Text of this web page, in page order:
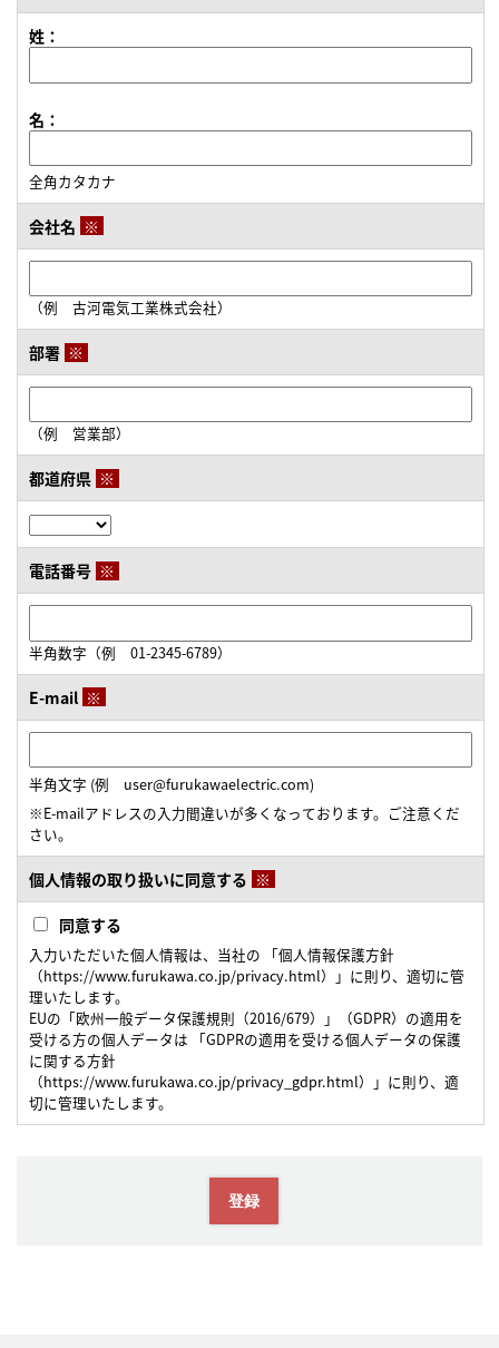
姓：
名：
全角カタカナ
会社名 ※
（例 古河電気工業株式会社）
部署 ※
（例 営業部）
都道府県 ※
電話番号 ※
半角数字（例 01-2345-6789）
E-mail ※
半角文字 (例 user@furukawaelectric.com)
※E-mailアドレスの入力間違いが多くなっております。ご注意くだ
さい。
個人情報の取り扱いに同意する ※
同意する
入力いただいた個人情報は、当社の 「個人情報保護方針
（https://www.furukawa.co.jp/privacy.html）」に則り、適切に管
理いたします。
EUの「欧州一般データ保護規則（2016/679）」（GDPR）の適用を
受ける方の個人データは 「GDPRの適用を受ける個人データの保護
に関する方針
（https://www.furukawa.co.jp/privacy_gdpr.html）」に則り、適
切に管理いたします。